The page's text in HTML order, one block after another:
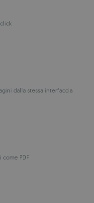
dalla stessa interfaccia
PDF